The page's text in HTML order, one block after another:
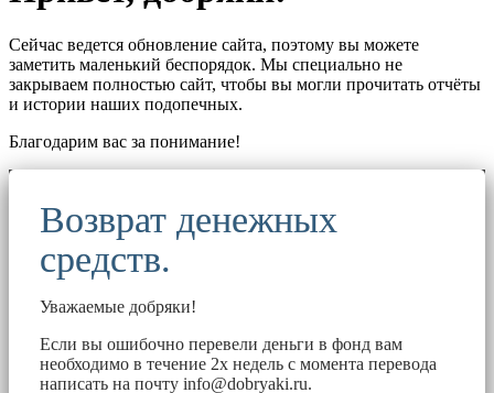
Сейчас ведется обновление сайта, поэтому вы можете
заметить маленький беспорядок. Мы специально не
закрываем полностью сайт, чтобы вы могли прочитать отчёты
и истории наших подопечных.
Благодарим вас за понимание!
Возврат денежных
средств.
Уважаемые добряки!
Если вы ошибочно перевели деньги в фонд вам
необходимо в течение 2х недель с момента перевода
написать на почту info@dobryaki.ru.